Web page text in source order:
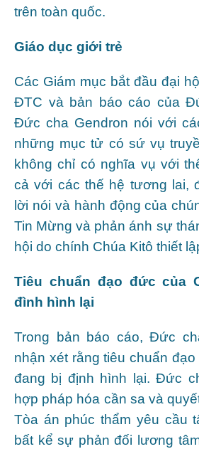
trên toàn quốc.
Giáo dục giới trẻ
Các Giám mục bắt đầu đại
ĐTC và bản báo cáo của
Đức cha Gendron nói với
những mục tử có sứ vụ
không chỉ có nghĩa vụ với
cả với các thế hệ tương lai,
lời nói và hành động của
Tin Mừng và phản ánh sự
hội do chính Chúa Kitô thiết
Tiêu chuẩn đạo đức của
đình hình lại
Trong bản báo cáo, Đức
nhận xét rằng tiêu chuẩn
đang bị định hình lại. Đức
hợp pháp hóa cần sa và
Tòa án phúc thẩm yêu cầu
bất kể sự phản đối lương